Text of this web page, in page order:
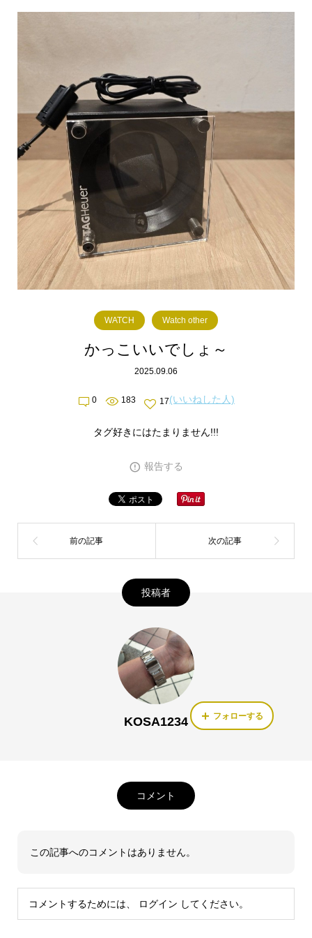
WATCH Watch other
かっこいいでしょ～
2025.09.06
0 183 17(いいねした人)
タグ好きにはたまりません!!!
報告する
投稿者
KOSA1234 フォローする
コメント
この記事へのコメントはありません。
コメントするためには、 ログイン してください。